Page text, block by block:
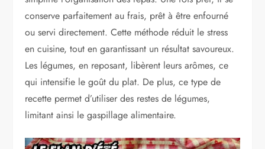
conserve parfaitement au frais, prêt à être enfourné
ou servi directement. Cette méthode réduit le stress
en cuisine, tout en garantissant un résultat savoureux.
Les légumes, en reposant, libèrent leurs arômes, ce
qui intensifie le goût du plat. De plus, ce type de
recette permet d’utiliser des restes de légumes,
limitant ainsi le gaspillage alimentaire.